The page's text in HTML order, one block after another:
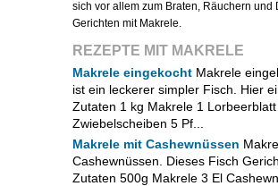
sich vor allem zum Braten, Räuchern
Gerichten mit Makrele.
REZEPTE MIT MAKRELE
Makrele eingekocht Makrele
ist ein leckerer simpler Fisch. Hier
Zutaten 1 kg Makrele 1
Zwiebelscheiben 5 Pf...
Makrele mit Cashewnüssen
Cashewnüssen. Dieses Fisch
Zutaten 500g Makrele 3 El